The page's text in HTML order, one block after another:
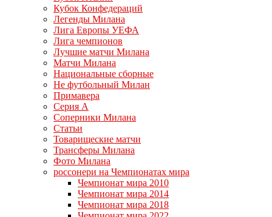
Кубок Конфедераций
Легенды Милана
Лига Европы УЕФА
Лига чемпионов
Лучшие матчи Милана
Матчи Милана
Национальные сборные
Не футбольный Милан
Примавера
Серия А
Соперники Милана
Статьи
Товарищеские матчи
Трансферы Милана
Фото Милана
россонери на Чемпионатах мира
Чемпионат мира 2010
Чемпионат мира 2014
Чемпионат мира 2018